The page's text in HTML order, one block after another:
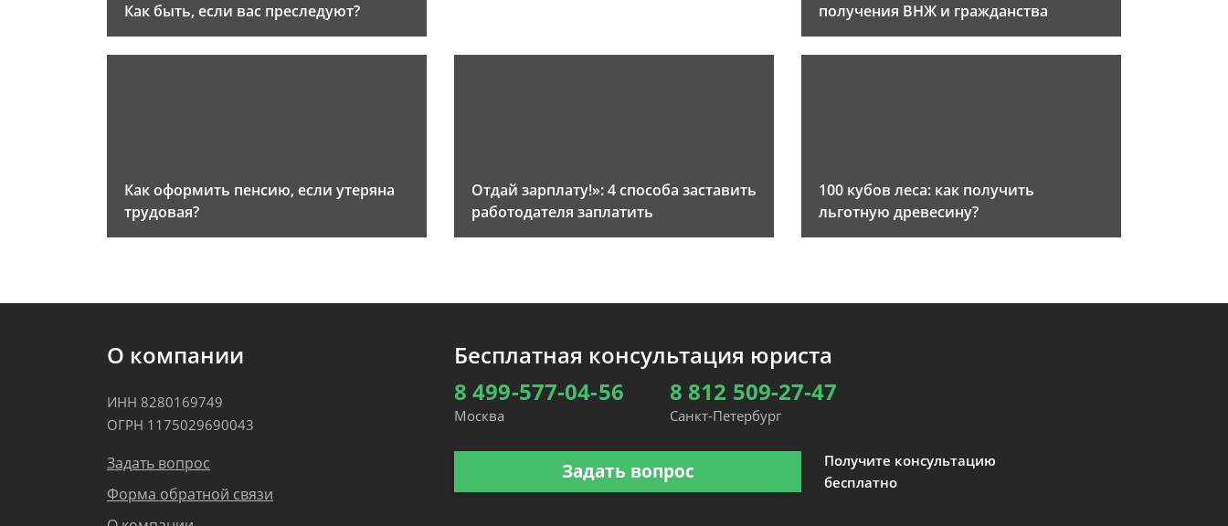
Как быть, если вас преследуют?
получения ВНЖ и гражданства
Как оформить пенсию, если утеряна
трудовая?
Отдай зарплату!»: 4 способа заставить
работодателя заплатить
100 кубов леса: как получить
льготную древесину?
О компании
ИНН 8280169749
ОГРН 1175029690043
Задать вопрос
Форма обратной связи
Бесплатная консультация юриста
8 499-577-04-56
Москва
8 812 509-27-47
Санкт-Петербург
Задать вопрос
Получите консультацию
бесплатно